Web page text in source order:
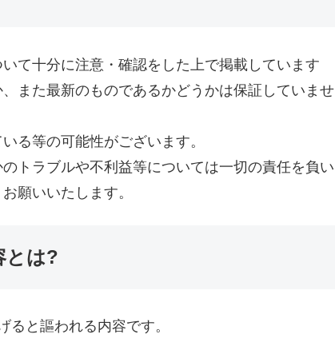
て十分に注意・確認をした上で掲載しています
また最新のものであるかどうかは保証していませ
る等の可能性がございます。
トラブルや不利益等については一切の責任を負い
願いいたします。
とは?
と謳われる内容です。